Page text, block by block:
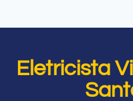
Eletricista